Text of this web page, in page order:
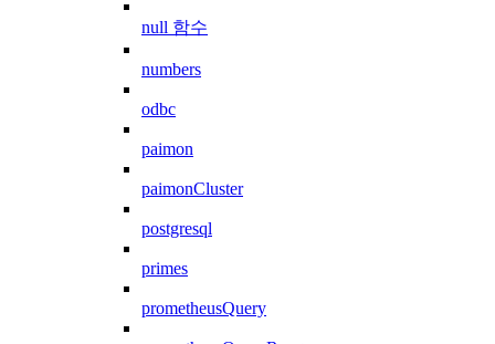
null 함수
numbers
odbc
paimon
paimonCluster
postgresql
primes
prometheusQuery